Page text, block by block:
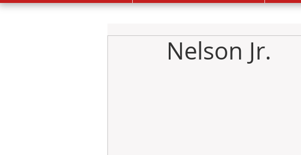
Nelson Jr.